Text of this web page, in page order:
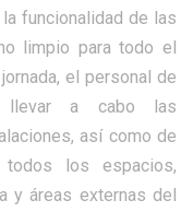
funcionalidad de las
limpio para todo el
el personal de
llevar a cabo las
así como de
los espacios,
y áreas externas del